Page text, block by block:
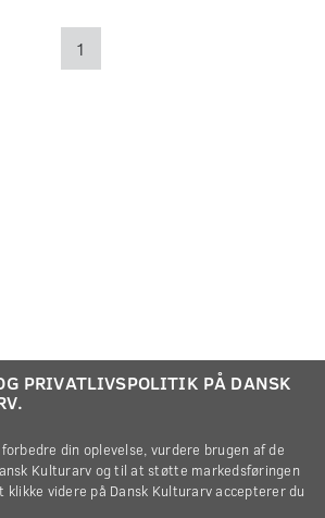
1
PRIVATLIVSPOLITIK PÅ DANSK
din oplevelse, vurdere brugen af de
Kulturarv og til at støtte markedsføringen
klikke videre på Dansk Kulturarv accepterer du